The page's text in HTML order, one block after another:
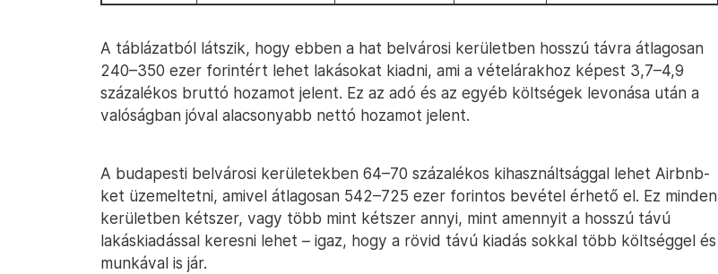
A táblázatból látszik, hogy ebben a hat belvárosi kerületben hosszú távra átlagosan
240–350 ezer forintért lehet lakásokat kiadni, ami a vételárakhoz képest 3,7–4,9
százalékos bruttó hozamot jelent. Ez az adó és az egyéb költségek levonása után a
valóságban jóval alacsonyabb nettó hozamot jelent.
A budapesti belvárosi kerületekben 64–70 százalékos kihasználtsággal lehet Airbnb-
ket üzemeltetni, amivel átlagosan 542–725 ezer forintos bevétel érhető el. Ez minden
kerületben kétszer, vagy több mint kétszer annyi, mint amennyit a hosszú távú
lakáskiadással keresni lehet – igaz, hogy a rövid távú kiadás sokkal több költséggel és
munkával is jár.